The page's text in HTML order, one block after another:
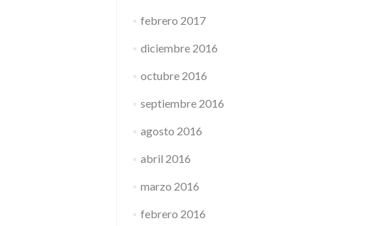
febrero 2017
diciembre 2016
octubre 2016
septiembre 2016
agosto 2016
abril 2016
marzo 2016
febrero 2016